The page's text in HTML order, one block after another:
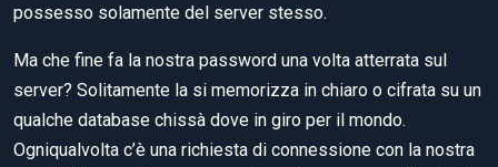
possesso solamente del server stesso.
Ma che fine fa la nostra password una volta atterrata sul
server? Solitamente la si memorizza in chiaro o cifrata su un
qualche database chissà dove in giro per il mondo.
Ogniqualvolta c’è una richiesta di connessione con la nostra